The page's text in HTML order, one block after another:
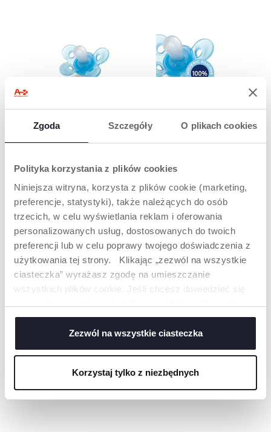
Zgoda Szczegóły O plikach cookies
Polityka korzystania z plików cookies
Niniejsza witryna, korzysta z plików cookie (marketing,
preferencje, statystyki), także należących do osób
trzecich, w celu wyświetlania reklam i oferowania
personalizowanych usług, dostosowanych do twoich
preferencji lub w celu poprawy twojego doświadczenia z
użytkowania tej strony. Klikając „zezwól na wszystkie
ciasteczka” wyrażasz zgodę na umieszczanie
wszystkich plików cookie. Jeśli chcesz dowiedzieć się
kliknij „Ustawienia”. Zamykając ten baner, wyrażasz
zgodę na używanie wyłącznie technicznych plików
cookie, które są niezbędne dla żądanej usługi.
Zezwól na wszystkie ciasteczka
Korzystaj tylko z niezbędnych
buzią dziecka tylko w
dzięki czemu
odpowiednią
cyrkulację powietrza.
DZIECKA
wszystkich smoczków
Chicco, który
wspomaga
prawidłowe ułożenie
języka. Dzięki temu
wspiera fizjologiczne
oddychanie i
prawidłowy rozwój
jamy ustnej dziecka.
to wynik współpracy
pediatrów,
Osservatorio Chicco.
Z silikonu: higieniczne